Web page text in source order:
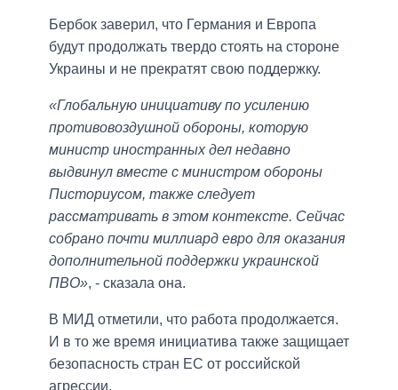
Бербок заверил, что Германия и Европа
будут продолжать твердо стоять на стороне
Украины и не прекратят свою поддержку.
«Глобальную инициативу по усилению
противовоздушной обороны, которую
министр иностранных дел недавно
выдвинул вместе с министром обороны
Писториусом, также следует
рассматривать в этом контексте. Сейчас
собрано почти миллиард евро для оказания
дополнительной поддержки украинской
ПВО», - сказала она.
В МИД отметили, что работа продолжается.
И в то же время инициатива также защищает
безопасность стран ЕС от российской
агрессии.